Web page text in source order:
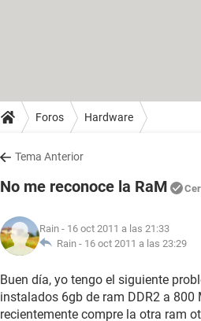
Foros Hardware
Tema Anterior
No me reconoce la RaM
Rain - 16 oct 2011 a las 21:33
Rain - 16 oct 2011 a las 23:29
Buen día, yo tengo el siguiente
instalados 6gb de ram DDR2 a 800
recientemente compre la otra ram